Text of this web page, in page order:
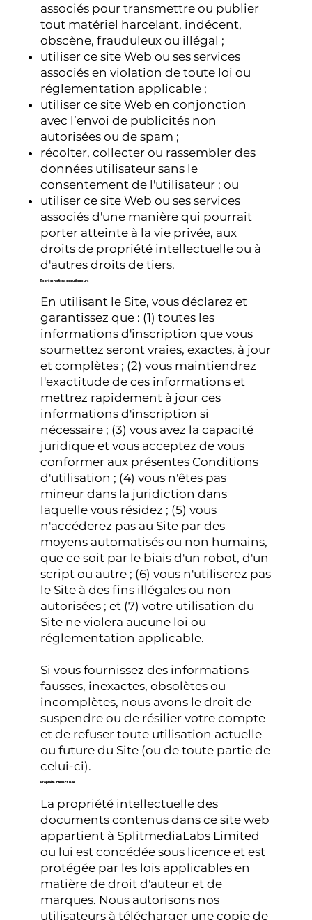
associés pour transmettre ou publier
tout matériel harcelant, indécent,
obscène, frauduleux ou illégal ;
utiliser ce site Web ou ses services
associés en violation de toute loi ou
réglementation applicable ;
utiliser ce site Web en conjonction
avec l’envoi de publicités non
autorisées ou de spam ;
récolter, collecter ou rassembler des
données utilisateur sans le
consentement de l'utilisateur ; ou
utiliser ce site Web ou ses services
associés d'une manière qui pourrait
porter atteinte à la vie privée, aux
droits de propriété intellectuelle ou à
d'autres droits de tiers.
Représentations des utilisateurs
En utilisant le Site, vous déclarez et
garantissez que : (1) toutes les
informations d'inscription que vous
soumettez seront vraies, exactes, à jour
et complètes ; (2) vous maintiendrez
l'exactitude de ces informations et
mettrez rapidement à jour ces
informations d'inscription si
nécessaire ; (3) vous avez la capacité
juridique et vous acceptez de vous
conformer aux présentes Conditions
d'utilisation ; (4) vous n'êtes pas
mineur dans la juridiction dans
laquelle vous résidez ; (5) vous
n'accéderez pas au Site par des
moyens automatisés ou non humains,
que ce soit par le biais d'un robot, d'un
script ou autre ; (6) vous n'utiliserez pas
le Site à des fins illégales ou non
autorisées ; et (7) votre utilisation du
Site ne violera aucune loi ou
réglementation applicable.
Si vous fournissez des informations
fausses, inexactes, obsolètes ou
incomplètes, nous avons le droit de
suspendre ou de résilier votre compte
et de refuser toute utilisation actuelle
ou future du Site (ou de toute partie de
celui-ci).
Propriété intellectuelle
La propriété intellectuelle des
documents contenus dans ce site web
appartient à SplitmediaLabs Limited
ou lui est concédée sous licence et est
protégée par les lois applicables en
matière de droit d'auteur et de
marques. Nous autorisons nos
utilisateurs à télécharger une copie de